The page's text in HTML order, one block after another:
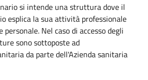
si intende una struttura dove il
esplica la sua attività professionale
Nel caso di accesso degli
sono sottoposte ad
da parte dell'Azienda sanitaria